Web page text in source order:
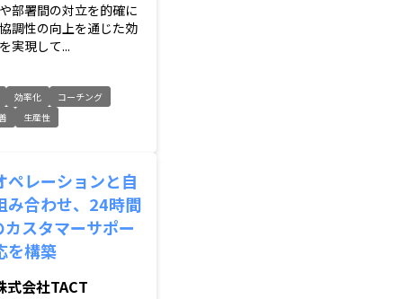
部署間の対立を的確に
調性の向上を通じた効
実現して...
効率化
コーチング
生産性
ペレーションと自
み合わせ、24時間
スタマーサポー
を構築
式会社TACT